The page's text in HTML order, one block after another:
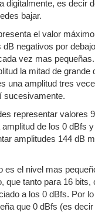
digitalmente, es decir
bajar.
el valor
dB negativos por
vez mas
la mitad de grande
una amplitud tres
sucesivamente.
representar valores
amplitud de los 0 dBfs
amplitudes 144 dB
es el nivel mas
que tanto para 16 bits,
a los 0 dBfs. Por
que 0 dBfs (es